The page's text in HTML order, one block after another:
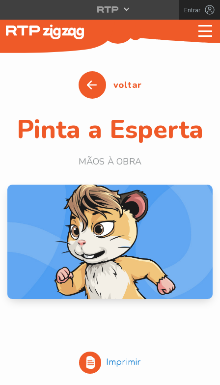
Entrar
voltar
Pinta a Esperta
MÃOS À OBRA
Imprimir